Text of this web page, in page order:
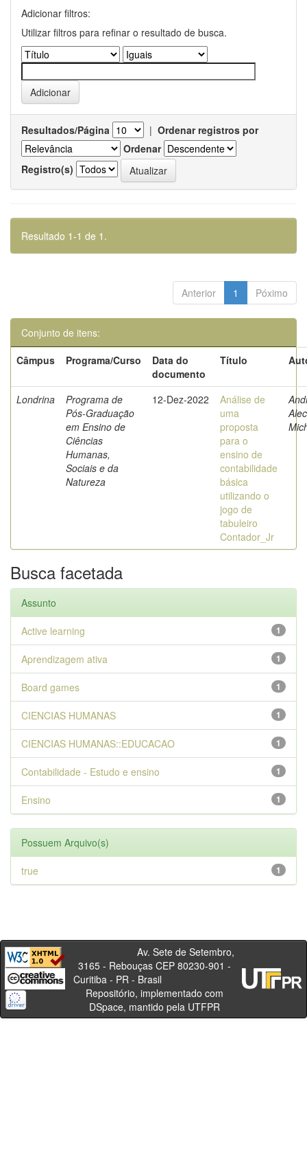
Adicionar filtros:
Utilizar filtros para refinar o resultado de busca.
Resultados/Página | Ordenar registros por
Ordenar
Registro(s)
Resultado 1-1 de 1.
Anterior 1 Póximo
Conjunto de itens:
Câmpus
Programa/Curso
Data do
documento
Título
Londrina
Programa de
Pós-Graduação
em Ensino de
Ciências
Humanas,
Sociais e da
Natureza
12-Dez-2022
Análise de
uma
proposta
para o
ensino de
contabilidade
básica
utilizando o
jogo de
tabuleiro
Contador_Jr
Busca facetada
Assunto
1
Active learning
1
Aprendizagem ativa
1
Board games
1
CIENCIAS HUMANAS
1
CIENCIAS HUMANAS::EDUCACAO
1
Contabilidade - Estudo e ensino
1
Ensino
Possuem Arquivo(s)
1
true
Av. Sete de Setembro,
3165 - Rebouças CEP 80230-901 -
Curitiba - PR - Brasil
Repositório, implementado com
DSpace, mantido pela UTFPR